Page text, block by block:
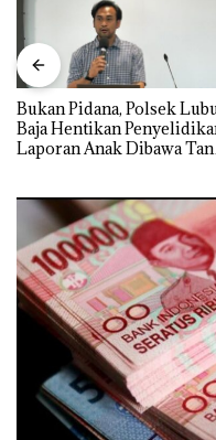
Bukan Pidana, Polsek
Baja Hentikan
Laporan Anak Dibawa